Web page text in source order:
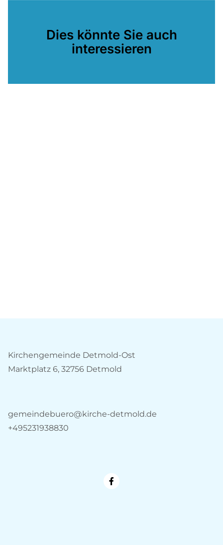
Dies könnte Sie auch
interessieren
Kirchengemeinde Detmold-Ost
Marktplatz 6, 32756 Detmold
gemeindebuero@kirche-detmold.de
+495231938830